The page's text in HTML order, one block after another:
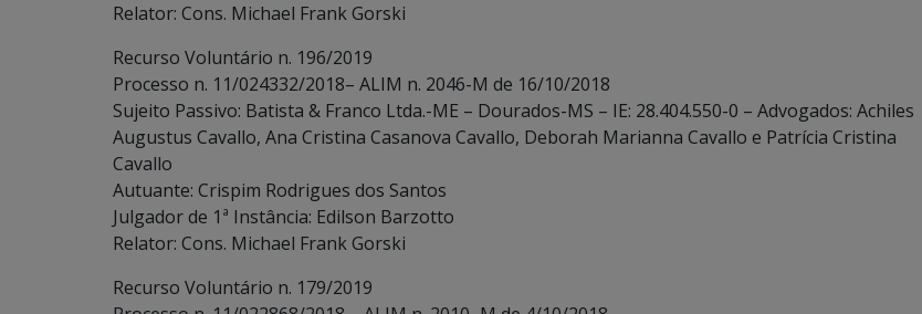
Relator: Cons. Michael Frank Gorski
Recurso Voluntário n. 196/2019
Processo n. 11/024332/2018– ALIM n. 2046-M de 16/10/2018
Sujeito Passivo: Batista & Franco Ltda.-ME – Dourados-MS – IE: 28.404.550-0 – Advogados: Achiles
Augustus Cavallo, Ana Cristina Casanova Cavallo, Deborah Marianna Cavallo e Patrícia Cristina
Cavallo
Autuante: Crispim Rodrigues dos Santos
Julgador de 1ª Instância: Edilson Barzotto
Relator: Cons. Michael Frank Gorski
Recurso Voluntário n. 179/2019